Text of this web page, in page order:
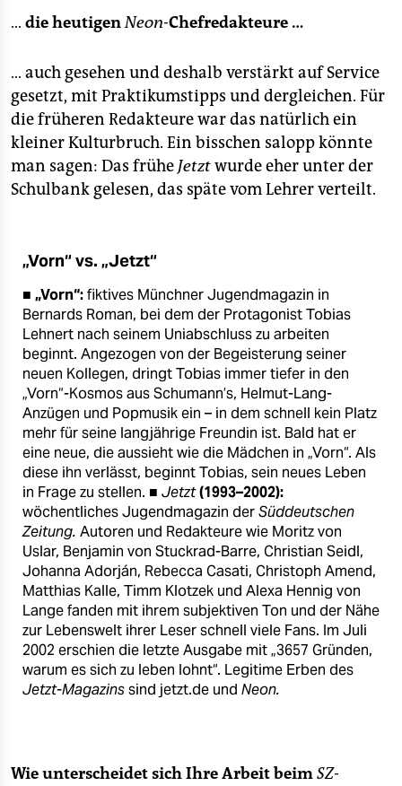
… die heutigenNeon-Chefredakteure …
… auch gesehen und deshalb verstärkt auf Service
gesetzt, mit Praktikumstipps und dergleichen. Für
die früheren Redakteure war das natürlich ein
kleiner Kulturbruch. Ein bisschen salopp könnte
man sagen: Das frühe Jetztwurde eher unter der
Schulbank gelesen, das späte vom Lehrer verteilt.
„Vorn“ vs. „Jetzt“
■ „Vorn“:fiktives Münchner Jugendmagazin in
Bernards Roman, bei dem der Protagonist Tobias
Lehnert nach seinem Uniabschluss zu arbeiten
beginnt. Angezogen von der Begeisterung seiner
neuen Kollegen, dringt Tobias immer tiefer in den
„Vorn“-Kosmos aus Schumann’s, Helmut-Lang-
Anzügen und Popmusik ein – in dem schnell kein Platz
mehr für seine langjährige Freundin ist. Bald hat er
eine neue, die aussieht wie die Mädchen in „Vorn“. Als
diese ihn verlässt, beginnt Tobias, sein neues Leben
in Frage zu stellen. ■ Jetzt(1993–2002):
wöchentliches Jugendmagazin derSüddeutschen
Zeitung. Autoren und Redakteure wie Moritz von
Uslar, Benjamin von Stuckrad-Barre, Christian Seidl,
Johanna Adorján, Rebecca Casati, Christoph Amend,
Matthias Kalle, Timm Klotzek und Alexa Hennig von
Lange fanden mit ihrem subjektiven Ton und der Nähe
zur Lebenswelt ihrer Leser schnell viele Fans. Im Juli
2002 erschien die letzte Ausgabe mit „3657 Gründen,
warum es sich zu leben lohnt“. Legitime Erben des
Jetzt-Magazinssind jetzt.de und Neon.
Wie unterscheidet sich Ihre Arbeit beimSZ-